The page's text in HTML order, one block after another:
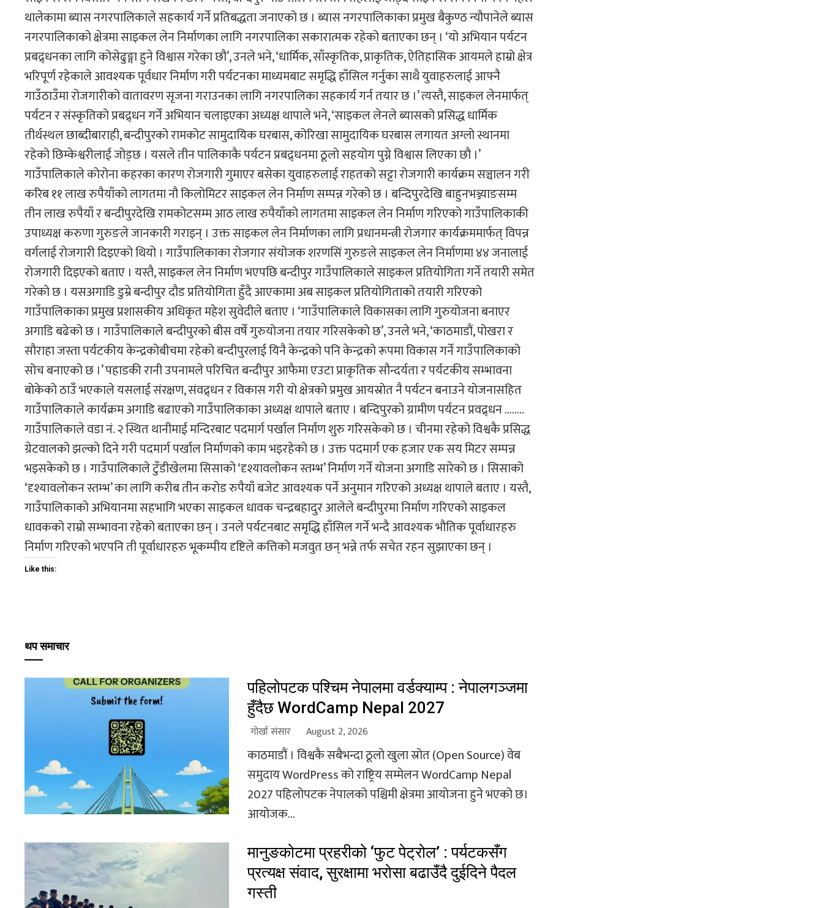
थालेकामा ब्यास नगरपालिकाले सहकार्य गर्ने प्रतिबद्धता जनाएको छ । ब्यास नगरपालिकाका प्रमुख बैकुण्ठ न्यौपानेले ब्यास
नगरपालिकाको क्षेत्रमा साइकल लेन निर्माणका लागि नगरपालिका सकारात्मक रहेको बताएका छन् । ‘यो अभियान पर्यटन
प्रबद्र्धनका लागि कोसेढुङ्गा हुने विश्वास गरेका छौ’, उनले भने, ‘धार्मिक, साँस्कृतिक, प्राकृतिक, ऐतिहासिक आयमले हाम्रो क्षेत्र
भरिपूर्ण रहेकाले आवश्यक पूर्वधार निर्माण गरी पर्यटनका माध्यमबाट समृद्धि हाँसिल गर्नुका साथै युवाहरुलाई आफ्नै
गाउँठाउँमा रोजगारीको वातावरण सृजना गराउनका लागि नगरपालिका सहकार्य गर्न तयार छ ।’ त्यस्तै, साइकल लेनमार्फत्
पर्यटन र संस्कृतिको प्रबद्र्धन गर्ने अभियान चलाइएका अध्यक्ष थापाले भने, ‘साइकल लेनले ब्यासको प्रसिद्ध धार्मिक
तीर्थस्थल छाब्दीबाराही, बन्दीपुरको रामकोट सामुदायिक घरबास, कोरिखा सामुदायिक घरबास लगायत अग्लो स्थानमा
रहेको छिम्केश्वरीलाई जोड्छ । यसले तीन पालिकाकै पर्यटन प्रबद्र्धनमा ठूलो सहयोग पुग्ने विश्वास लिएका छौ ।’
गाउँपालिकाले कोरोना कहरका कारण रोजगारी गुमाएर बसेका युवाहरुलाई राहतको सट्टा रोजगारी कार्यक्रम सञ्चालन गरी
करिब ११ लाख रुपैयाँको लागतमा नौ किलोमिटर साइकल लेन निर्माण सम्पन्न गरेको छ । बन्दिपुरदेखि बाहुनभञ्ज्याङसम्म
तीन लाख रुपैयाँ र बन्दीपुरदेखि रामकोटसम्म आठ लाख रुपैयाँको लागतमा साइकल लेन निर्माण गरिएको गाउँपालिकाकी
उपाध्यक्ष करुणा गुरुङले जानकारी गराइन् । उक्त साइकल लेन निर्माणका लागि प्रधानमन्त्री रोजगार कार्यक्रममार्फत् विपन्न
वर्गलाई रोजगारी दिइएको थियो । गाउँपालिकाका रोजगार संयोजक शरणसिं गुरुङले साइकल लेन निर्माणमा ४४ जनालाई
रोजगारी दिइएको बताए । यस्तै, साइकल लेन निर्माण भएपछि बन्दीपुर गाउँपालिकाले साइकल प्रतियोगिता गर्ने तयारी समेत
गरेको छ । यसअगाडि डुम्रे बन्दीपुर दौड प्रतियोगिता हुँदै आएकामा अब साइकल प्रतियोगिताको तयारी गरिएको
गाउँपालिकाका प्रमुख प्रशासकीय अधिकृत महेश सुवेदीले बताए । ‘गाउँपालिकाले विकासका लागि गुरुयोजना बनाएर
अगाडि बढेको छ । गाउँपालिकाले बन्दीपुरको बीस वर्षे गुरुयोजना तयार गरिसकेको छ’, उनले भने, ‘काठमाडौं, पोखरा र
सौराहा जस्ता पर्यटकीय केन्द्रकोबीचमा रहेको बन्दीपुरलाई यिनै केन्द्रको पनि केन्द्रको रूपमा विकास गर्ने गाउँपालिकाको
सोच बनाएको छ ।’ पहाडकी रानी उपनामले परिचित बन्दीपुर आफैमा एउटा प्राकृतिक सौन्दर्यता र पर्यटकीय सम्भावना
बोकेको ठाउँ भएकाले यसलाई संरक्षण, संवद्र्धन र विकास गरी यो क्षेत्रको प्रमुख आयस्रोत नै पर्यटन बनाउने योजनासहित
गाउँपालिकाले कार्यक्रम अगाडि बढाएको गाउँपालिकाका अध्यक्ष थापाले बताए । बन्दिपुरको ग्रामीण पर्यटन प्रवद्र्धन ……..
गाउँपालिकाले वडा नं. २ स्थित थानीमाई मन्दिरबाट पदमार्ग पर्खाल निर्माण शुरु गरिसकेको छ । चीनमा रहेको विश्वकै प्रसिद्ध
ग्रेटवालको झल्को दिने गरी पदमार्ग पर्खाल निर्माणको काम भइरहेको छ । उक्त पदमार्ग एक हजार एक सय मिटर सम्पन्न
भइसकेको छ । गाउँपालिकाले टुँडीखेलमा सिसाको ‘दृश्यावलोकन स्तम्भ’ निर्माण गर्ने योजना अगाडि सारेको छ । सिसाको
‘दृश्यावलोकन स्तम्भ’ का लागि करीब तीन करोड रुपैयाँ बजेट आवश्यक पर्ने अनुमान गरिएको अध्यक्ष थापाले बताए । यस्तै,
गाउँपालिकाको अभियानमा सहभागि भएका साइकल धावक चन्द्रबहादुर आलेले बन्दीपुरमा निर्माण गरिएको साइकल
धावकको राम्रो सम्भावना रहेको बताएका छन् । उनले पर्यटनबाट समृद्धि हाँसिल गर्ने भन्दै आवश्यक भौतिक पूर्वाधारहरु
निर्माण गरिएको भएपनि ती पूर्वाधारहरु भूकम्पीय दृष्टिले कत्तिको मजवुत छन् भन्ने तर्फ सचेत रहन सुझाएका छन् ।
Like this:
थप समाचार
पहिलोपटक पश्चिम नेपालमा वर्डक्याम्प : नेपालगञ्जमा
हुँदैछ WordCamp Nepal 2027
गोर्खा संसार August 2, 2026
काठमाडौं । विश्वकै सबैभन्दा ठूलो खुला स्रोत (Open Source) वेब
समुदाय WordPress को राष्ट्रिय सम्मेलन WordCamp Nepal
2027 पहिलोपटक नेपालको पश्चिमी क्षेत्रमा आयोजना हुने भएको छ।
आयोजक...
मानुङकोटमा प्रहरीको ‘फुट पेट्रोल’ : पर्यटकसँग
प्रत्यक्ष संवाद, सुरक्षामा भरोसा बढाउँदै दुईदिने पैदल
गस्ती